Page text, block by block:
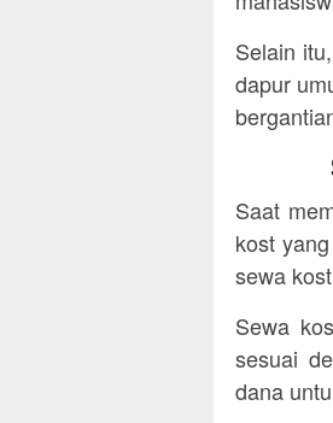
Selain
dapur
Saat
kost
sewa
Sewa
sesuai
dana